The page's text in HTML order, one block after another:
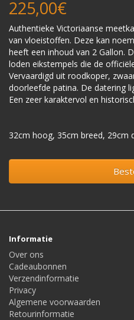
225,00€
Authentieke Victoriaanse
van vloeistoffen. Deze kan
heeft een inhoud van 2 Gallon.
loden eikstempels die de
Vervaardigd uit roodkoper,
doorleefde patina. De datering
Een zeer karaktervol en
32cm hoog, 35cm breed, 29cm
Informatie
Over ons
Cadeaubonnen
Verzendinformatie
Privacy
Algemene voorwaarden
Retourinformatie